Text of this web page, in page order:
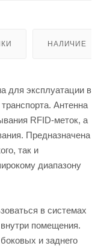
НАЛИЧИЕ
для эксплуатации в
Антенна
RFID-меток, а
Предназначена
так и
диапазону
в системах
помещения.
и заднего